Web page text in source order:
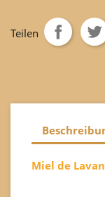
Teilen
Miel de